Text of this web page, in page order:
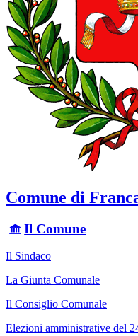
Comune di
Il Comune
Il Sindaco
La Giunta Comunale
Il Consiglio Comunale
Elezioni amministrative del